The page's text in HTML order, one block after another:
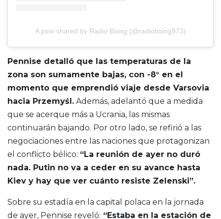
A post shared by Radio Boing (@radioboing973)
Pennise detalló que las temperaturas de la
zona son sumamente bajas, con -8° en el
momento que emprendió viaje desde Varsovia
hacia Przemyśl. Además, adelantó que a medida
que se acerque más a Ucrania, las mismas
continuarán bajando. Por otro lado, se refirió a las
negociaciones entre las naciones que protagonizan
el conflicto bélico: “La reunión de ayer no duró
nada. Putin no va a ceder en su avance hasta
Kiev y hay que ver cuánto resiste Zelenski”.
Sobre su estadía en la capital polaca en la jornada
de ayer, Pennise reveló: “Estaba en la estación de